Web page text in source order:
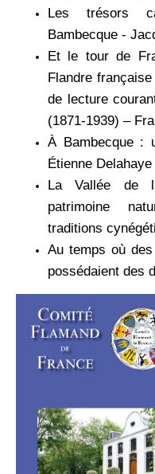
Les trésors
Bambecque -
Et le tour de
Flandre
de lecture
(1871-1939) –
À Bambecque :
Étienne Delahaye
La Vallée de
patrimoine
traditions
Au temps où
possédaient des